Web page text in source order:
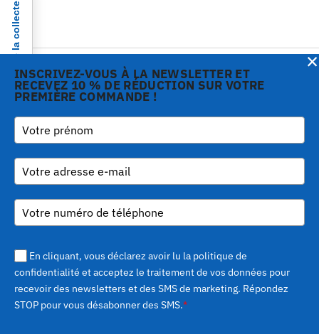
Copyright © 2026 Gi.Metal
srl - VAT no. 01888690979
Via Croce Rossa 1/C - 51037
Montale PT
Téléphone:+39 0573
inform@gimetal.it
UI v. 0.0.240 prod
Vos choix en matière de confidentialité
Notification lors de la collecteINSCRIVEZ-VOUS À LA NEWSLETTER ET
RECEVEZ 10 % DE RÉDUCTION SUR VOTRE
PREMIÈRE COMMANDE !
En cliquant, vous déclarez avoir lu la politique de
confidentialité et acceptez le traitement de vos données pour
recevoir des newsletters et des SMS de marketing. Répondez
STOP pour vous désabonner des SMS.*
×